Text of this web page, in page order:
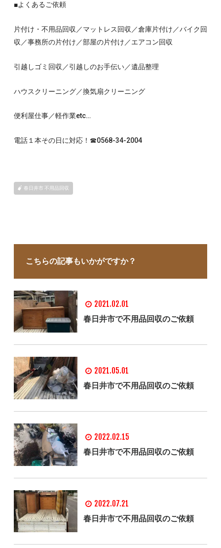
■よくあるご依頼
片付け・不用品回収／マットレス回収／倉庫片付け／バイク回
収／事務所の片付け／部屋の片付け／エアコン回収
引越しゴミ回収／引越しのお手伝い／遺品整理
ハウスクリーニング／換気扇クリーニング
便利屋仕事／軽作業etc…
電話１本その日に対応！☎0568-34-2004
春日井市 不用品回収
こちらの記事もいかがですか？
2021.02.01
春日井市で不用品回収のご依頼
2021.05.01
春日井市で不用品回収のご依頼
2022.02.15
春日井市で不用品回収のご依頼
2022.07.21
春日井市で不用品回収のご依頼